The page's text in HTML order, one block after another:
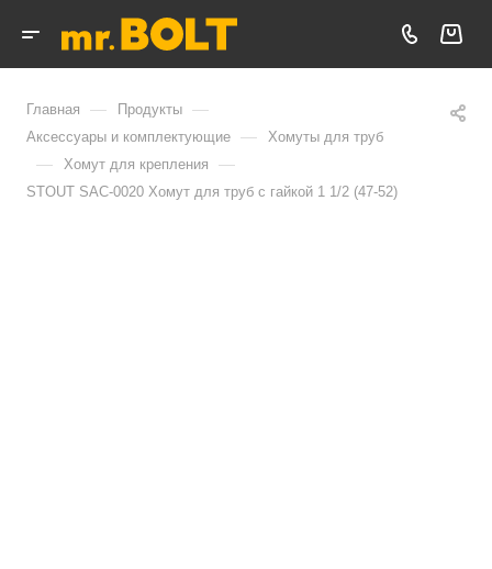
Главная — Продукты —
Аксессуары и комплектующие — Хомуты для труб
— Хомут для крепления —
STOUT SAC-0020 Хомут для труб с гайкой 1 1/2 (47-52)